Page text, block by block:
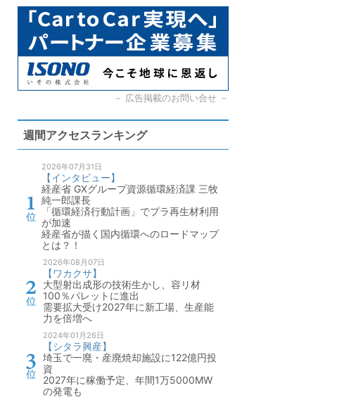
－ 広告掲載のお問い合せ－
週間アクセスランキング
2026年07月31日
【インタビュー】
経産省 GXグループ資源循環経済課 三牧
純一郎課長
「循環経済行動計画」でプラ再生材利用
が加速
経産省が描く国内循環へのロードマップ
とは？！
2026年08月07日
【ワカクサ】
大型射出成形の技術生かし、容リ材
100％パレットに進出
需要拡大受け2027年に新工場、生産能
力を倍増へ
2024年01月26日
【シタラ興産】
埼玉で一廃・産廃焼却施設に122億円投
資
2027年に稼働予定、年間1万5000MW
の発電も